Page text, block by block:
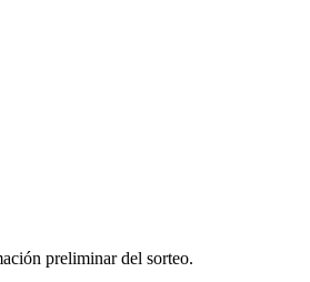
preliminar del sorteo.